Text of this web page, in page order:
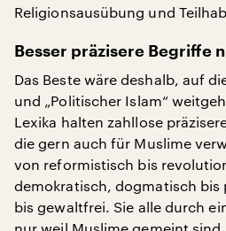
Religionsausübung und
Besser präzisere Begriffe
Das Beste wäre deshalb, auf
und „Politischer Islam“
Lexika halten zahllose
die gern auch für Muslime
von reformistisch bis
demokratisch, dogmatisch
bis gewaltfrei. Sie alle durch